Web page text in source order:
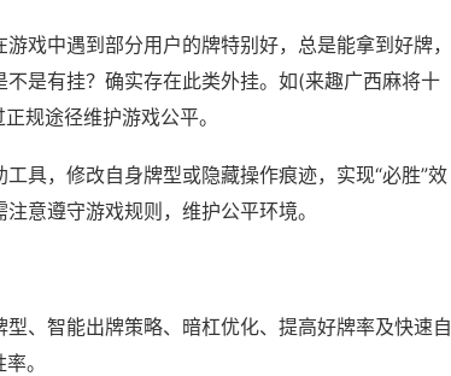
戏中遇到部分用户的牌特别好，总是能拿到好牌，
是有挂？确实存在此类外挂。如(来趣广西麻将十
规途径维护游戏公平。
具，修改自身牌型或隐藏操作痕迹，实现“必胜”效
意遵守游戏规则，维护公平环境。
、智能出牌策略、暗杠优化、提高好牌率及快速自
。